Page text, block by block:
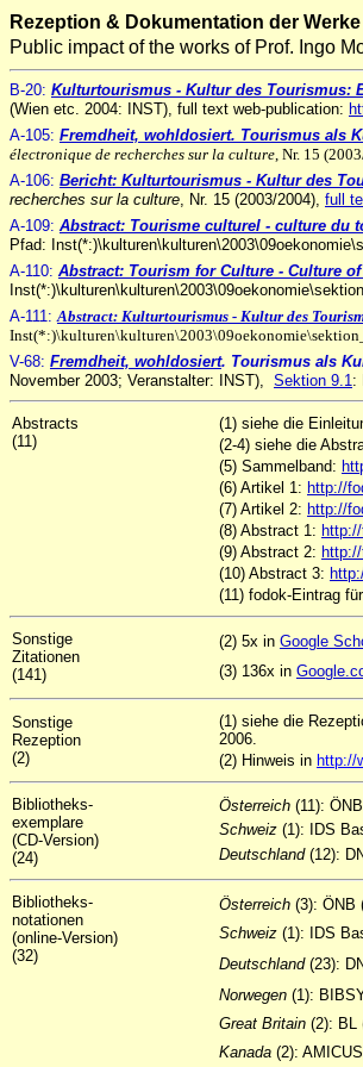
Rezeption & Dokumentation der
Public impact of the works of Prof. Ingo
B-20: Kulturtourismus - Kultur des Tourismus:
(Wien etc. 2004: INST), full text web-publication:
A-105: Fremdheit, wohldosiert. Tourismus als
électronique de recherches sur la culture, Nr. 15
A-106: Bericht: Kulturtourismus - Kultur des
recherches sur la culture, Nr. 15 (2003/2004), full
A-109: Abstract: Tourisme culturel - culture du
Pfad:
A-110: Abstract: Tourism for Culture - Culture
A-111:Abstract: Kulturtourismus - Kultur des
V-68: Fremdheit, wohldosiert. Tourismus als
November 2003; Veranstalter: INST), Sektion 9.1:
Abstracts
(11)
(1) siehe die
(2-4) siehe die
(5) Sammelband:
(6) Artikel 1: http://
(7) Artikel 2: http://
(8) Abstract 1:
(9) Abstract 2:
(10) Abstract 3:
(11) fodok-Eintrag
Sonstige
Zitationen
(141)
(2) 5x in Google
(3) 136x in
Sonstige
Rezeption
(2)
(1) siehe die
2006.
(2) Hinweis in http://
Bibliotheks-
exemplare
(CD-Version)
(24)
Österreich (11):
Schweiz (1): IDS
Deutschland(12):
Bibliotheks-
notationen
(online-Version)
(32)
Österreich (3): ÖNB
Schweiz (1): IDS
Deutschland(23):
Norwegen (1):
Great Britain (2): BL
Kanada (2):